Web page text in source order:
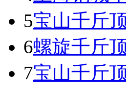
5宝山千斤
6螺旋千斤
7宝山千斤